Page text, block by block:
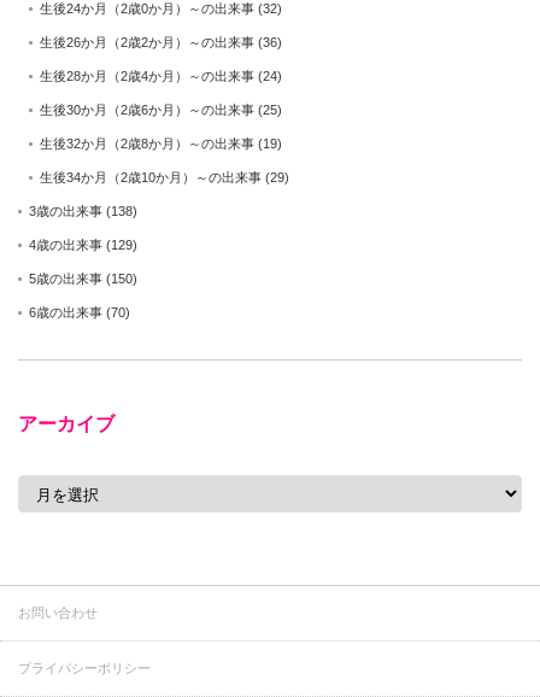
生後24か月（2歳0か月）～の出来事 (32)
生後26か月（2歳2か月）～の出来事 (36)
生後28か月（2歳4か月）～の出来事 (24)
生後30か月（2歳6か月）～の出来事 (25)
生後32か月（2歳8か月）～の出来事 (19)
生後34か月（2歳10か月）～の出来事 (29)
3歳の出来事 (138)
4歳の出来事 (129)
5歳の出来事 (150)
6歳の出来事 (70)
アーカイブ
ア
お問い合わせ
プライバシーポリシー